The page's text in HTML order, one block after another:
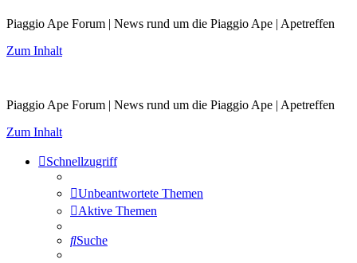
Piaggio Ape Forum | News rund um die Piaggio Ape | Apetreffen
Zum Inhalt
Piaggio Ape Forum | News rund um die Piaggio Ape | Apetreffen
Zum Inhalt
Schnellzugriff
Unbeantwortete Themen
Aktive Themen
Suche